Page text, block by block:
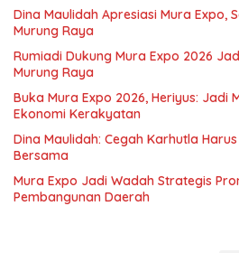
Dina Maulidah Apresiasi Mura Expo,
Murung Raya
Rumiadi Dukung Mura Expo 2026
Murung Raya
Buka Mura Expo 2026, Heriyus: Jadi
Ekonomi Kerakyatan
Dina Maulidah: Cegah Karhutla
Bersama
Mura Expo Jadi Wadah Strategis
Pembangunan Daerah